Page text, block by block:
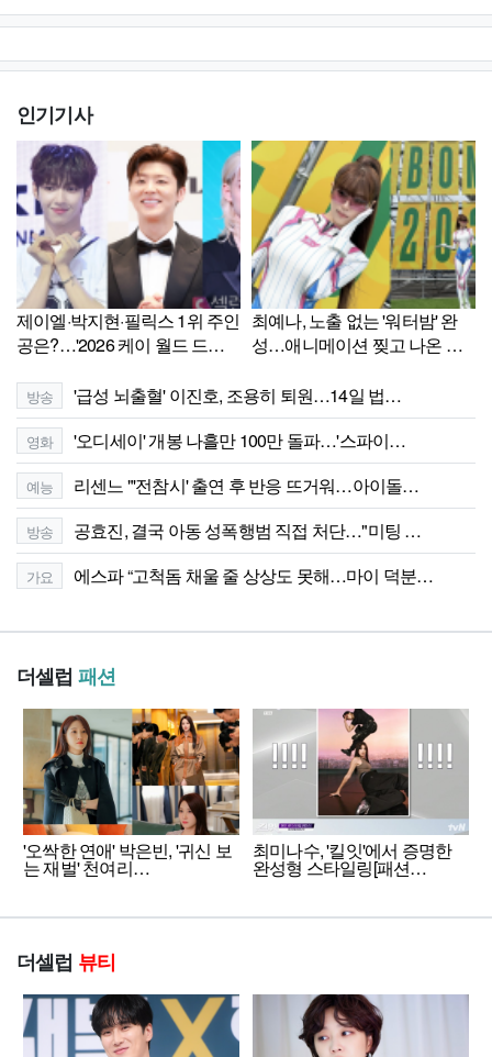
인기기사
제이엘·박지현·필릭스 1위 주인
공은?…'2026 케이 월드 드림
지 경쟁
최예나, 노출 없는 '워터밤' 완
성…애니메이션 찢고 나온 비
방송 '급성 뇌출혈' 이진호, 조용히 퇴원…14일 법…
영화 '오디세이' 개봉 나흘만 100만 돌파…'스파이…
예능 리센느 "'전참시' 출연 후 반응 뜨거워…아이돌…
방송 공효진, 결국 아동 성폭행범 직접 처단…"미팅 …
가요 에스파 “고척돔 채울 줄 상상도 못해…마이 덕분…
더셀럽 패션
'오싹한 연애' 박은빈, '귀신 보
는 재벌' 천여리…
최미나수, '킬잇'에서 증명한
완성형 스타일링[패션…
더셀럽 뷰티